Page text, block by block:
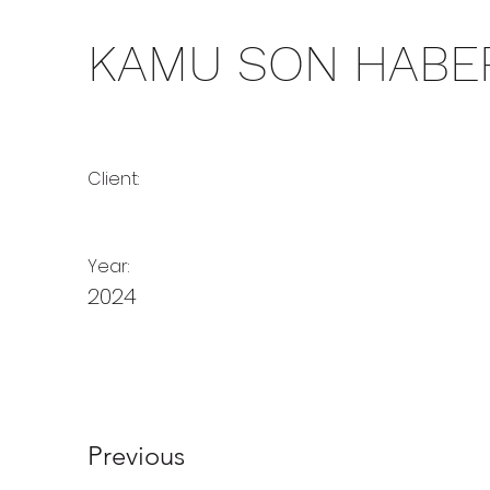
KAMU SON
Client:
Year:
2024
Previous